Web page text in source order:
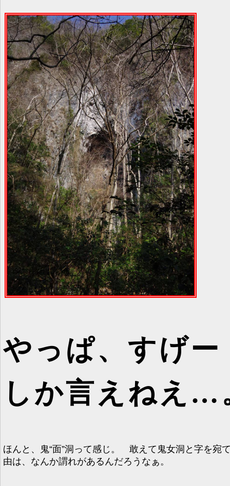
やっぱ、すげー
しか言えねえ…
ほんと、鬼“面”洞って感じ。 敢えて鬼女洞と字を宛
由は、なんか謂れがあるんだろうなぁ。